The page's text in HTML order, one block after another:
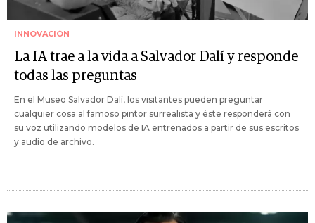
INNOVACIÓN
La IA trae a la vida a Salvador Dalí y responde
todas las preguntas
En el Museo Salvador Dalí, los visitantes pueden preguntar
cualquier cosa al famoso pintor surrealista y éste responderá con
su voz utilizando modelos de IA entrenados a partir de sus escritos
y audio de archivo.